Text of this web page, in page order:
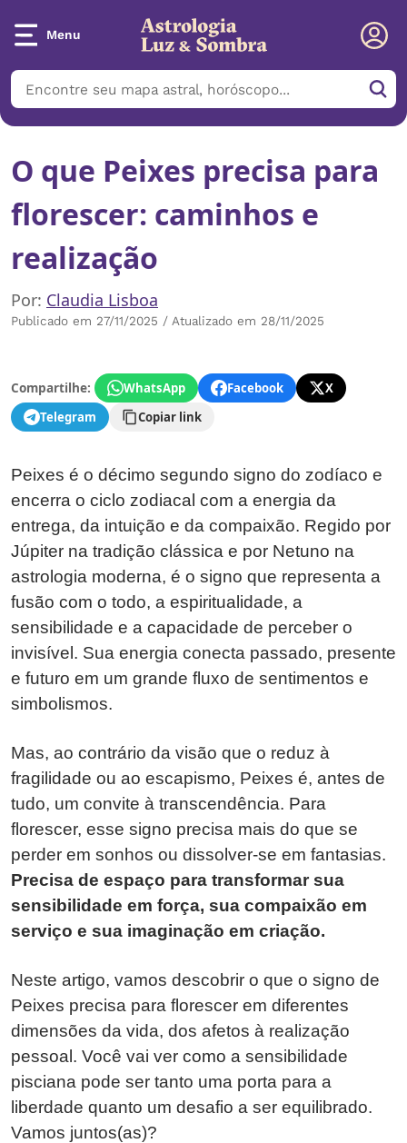
Menu
O que Peixes precisa para
florescer: caminhos e
realização
Por: Claudia Lisboa
Publicado em 27/11/2025 / Atualizado em 28/11/2025
Compartilhe: WhatsApp Facebook
X
Telegram
Copiar link
Peixes é o décimo segundo signo do zodíaco e
encerra o ciclo zodiacal com a energia da
entrega, da intuição e da compaixão. Regido por
Júpiter na tradição clássica e por Netuno na
astrologia moderna, é o signo que representa a
fusão com o todo, a espiritualidade, a
sensibilidade e a capacidade de perceber o
invisível. Sua energia conecta passado, presente
e futuro em um grande fluxo de sentimentos e
simbolismos.
Mas, ao contrário da visão que o reduz à
fragilidade ou ao escapismo, Peixes é, antes de
tudo, um convite à transcendência. Para
florescer, esse signo precisa mais do que se
perder em sonhos ou dissolver-se em fantasias.
Precisa de espaço para transformar sua
sensibilidade em força, sua compaixão em
serviço e sua imaginação em criação.
Neste artigo, vamos descobrir o que o signo de
Peixes precisa para florescer em diferentes
dimensões da vida, dos afetos à realização
pessoal. Você vai ver como a sensibilidade
pisciana pode ser tanto uma porta para a
liberdade quanto um desafio a ser equilibrado.
Vamos juntos(as)?